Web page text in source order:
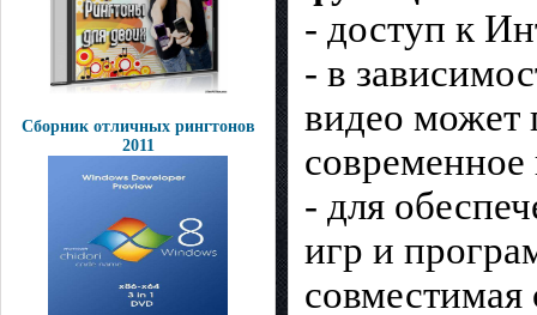
Сборник отличных рингтонов
2011
- доступ к
- в
видео может
современное
- для
игр и